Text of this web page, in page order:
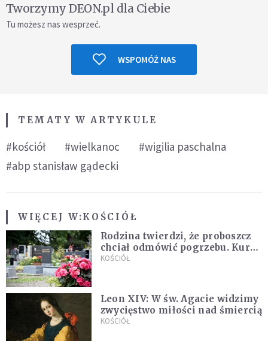
Tworzymy DEON.pl dla Ciebie
Tu możesz nas wesprzeć.
WSPOMÓŻ NAS
TEMATY W ARTYKULE
#kościół #wielkanoc
#wigilia paschalna
#abp stanisław gądecki
WIĘCEJ W:KOŚCIÓŁ
Rodzina twierdzi, że proboszcz
chciał odmówić pogrzebu. Kuria
zapowiada wyjaśnienia
KOŚCIÓŁ
Leon XIV: W św. Agacie widzimy
zwycięstwo miłości nad śmiercią
KOŚCIÓŁ